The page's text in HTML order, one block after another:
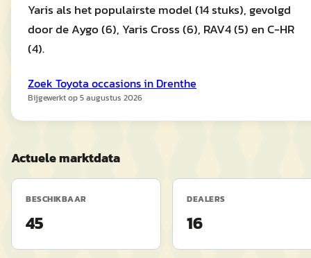
Yaris als het populairste model (14 stuks), gevolgd
door de Aygo (6), Yaris Cross (6), RAV4 (5) en C-HR
(4).
Zoek Toyota occasions in Drenthe
Bijgewerkt op5 augustus 2026
Actuele marktdata
BESCHIKBAAR
45
DEALERS
16